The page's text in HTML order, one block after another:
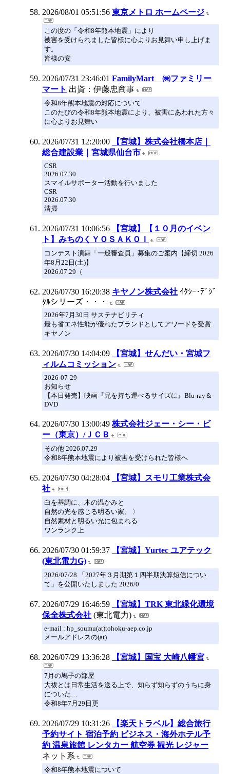
2026/08/01 05:51:56 東京メトロ ホームページ
この度の「令和8年熊本地震」により
被害を受けられました皆様に心よりお見舞い申し上げま
す。
皆様の安
2026/07/31 23:46:01 FamilyMart ㈱ファミリー
マート 出資：伊藤忠商事
令和8年熊本地震の対応について
このたびの令和8年熊本地震により、被害にあわれた方々
に心よりお見舞い
2026/07/31 12:20:00
【宮城】株式会社橋本店｜
総合建設業｜宮城県仙台市
CSR
2026.07.30
スマイルサポーター活動を行いました
CSR
2026.07.30
清掃
2026/07/31 10:06:56
【宮城】【１０月のイベン
ト】みちのくＹＯＳＡＫＯＩ
コンテスト演舞「一般審査員」募集のご案内【締切 2026
年8月22日(土)】
2026.07.29（
2026/07/30 16:20:38 キヤノン株式会社 ｲｸｼｰ･ﾃﾞｼﾞ
ﾀﾙシリーズ・・・
2026年7月30日 サステナビリティ
最も省エネ性能が優れたブランドとしてアワードを受賞
キヤノン
2026/07/30 14:04:09
【宮城】せんだい・宮城フ
ィルムコミッション
2026-07-29
お知らせ
【本日発売】映画『兄を持ち運べるサイズに』Blu-ray＆
DVD
2026/07/30 13:00:49 株式会社ジェー・シー・ビ
ー（東京）/ＪＣＢ
その他 2026.07.29
令和8年熊本地震により被害を受けられた皆様へ
2026/07/30 04:28:04
【宮城】スモリ工業株式会
社
白を基調に、木の温かみと
自然の光を感じる明るい家。 〉
自然素材と明るい光に包まれる
ワンランク上
2026/07/30 01:59:37
【宮城】Yurtec ユアテック
(東北電力G)
2026/07/28 「2027年３月期第１四半期決算短信につい
て」を公開いたしました 2026/0
2026/07/29 16:46:59
【宮城】TRK 東北緑化環境
保全株式会社 (東北電力)
e-mail : hp_soumu(at)tohoku-aep.co.jp
メールアドレスの(at)
2026/07/29 13:36:28 【宮城】国宝 大崎八幡宮
7月の鳩子の部屋
大祓とは日常生活を送る上で、知らず知らずのうちに身
についた…
令和8年7月29日更
2026/07/29 10:31:26
【楽天トラベル】総合旅行
予約サイト 宿泊予約 ビジネス・海外ホテル予
約 温泉旅館 レンタカー 航空券 観光 レジャー
ネット系
令和8年熊本地震について